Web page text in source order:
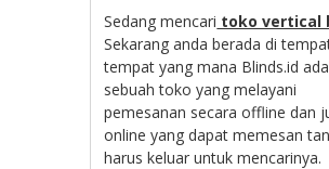
Sedang mencari toko vertical
Sekarang anda berada di
tempat yang mana Blinds.id
sebuah toko yang melayani
pemesanan secara offline dan
online yang dapat memesan
harus keluar untuk mencarinya.